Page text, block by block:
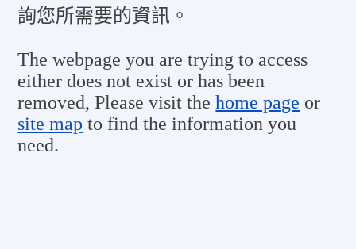
詢您所需要的資訊。
The webpage you are trying to access
either does not exist or has been
removed, Please visit thehome page or
site map to find the information you
need.